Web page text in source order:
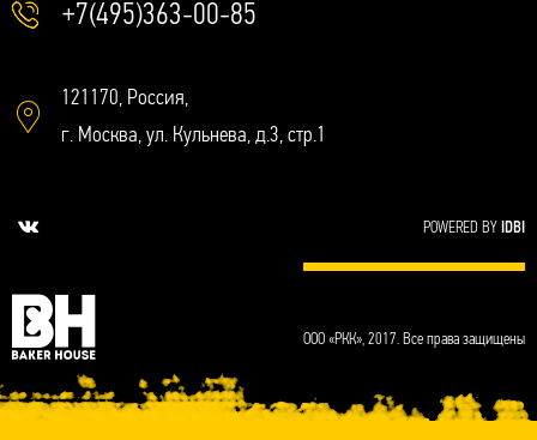
ООО «РКК», 2017. Все права защищены
+7(495)363-00-85
121170, Россия,
г. Москва, ул. Кульнева, д.3, стр.1
POWERED BY IDBI